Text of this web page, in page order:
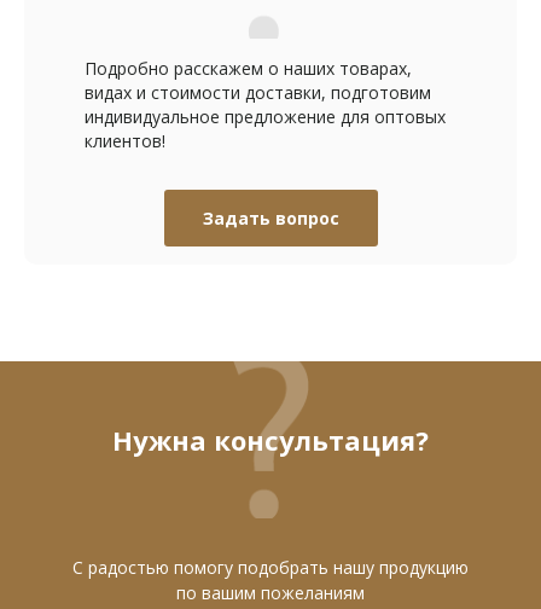
Подробно расскажем о наших товарах,
видах и стоимости доставки, подготовим
индивидуальное предложение для оптовых
клиентов!
Задать вопрос
Нужна консультация?
С радостью помогу подобрать нашу продукцию
по вашим пожеланиям